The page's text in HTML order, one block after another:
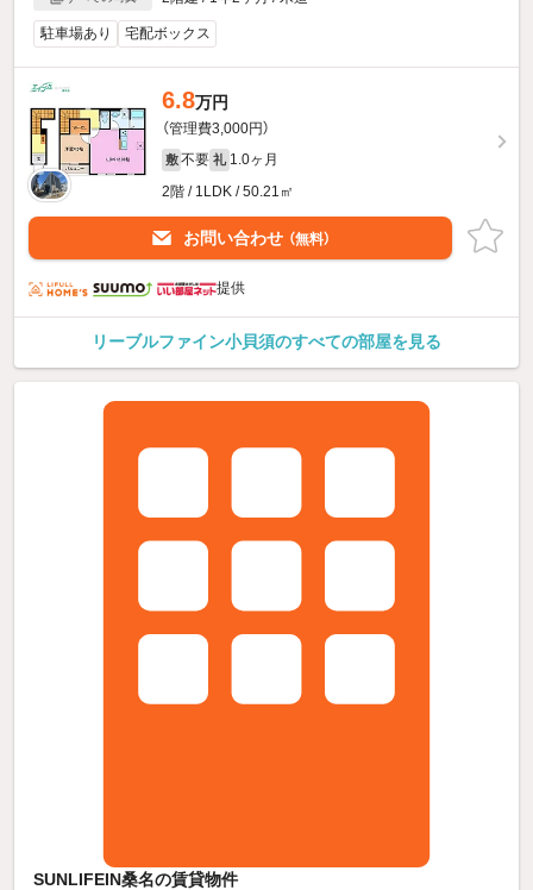
駐車場あり 宅配ボックス
6.8万円
（管理費3,000円）
敷 不要 礼 1.0ヶ月
2階 / 1LDK / 50.21㎡
お問い合わせ （無料）
提供
リーブルファイン小貝須のすべての部屋を見る
SUNLIFEIN桑名の賃貸物件